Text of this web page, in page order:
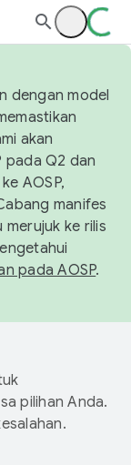
dengan model
akan
pada Q2 dan
AOSP,
manifes
merujuk ke rilis
pada AOSP.
pilihan Anda.